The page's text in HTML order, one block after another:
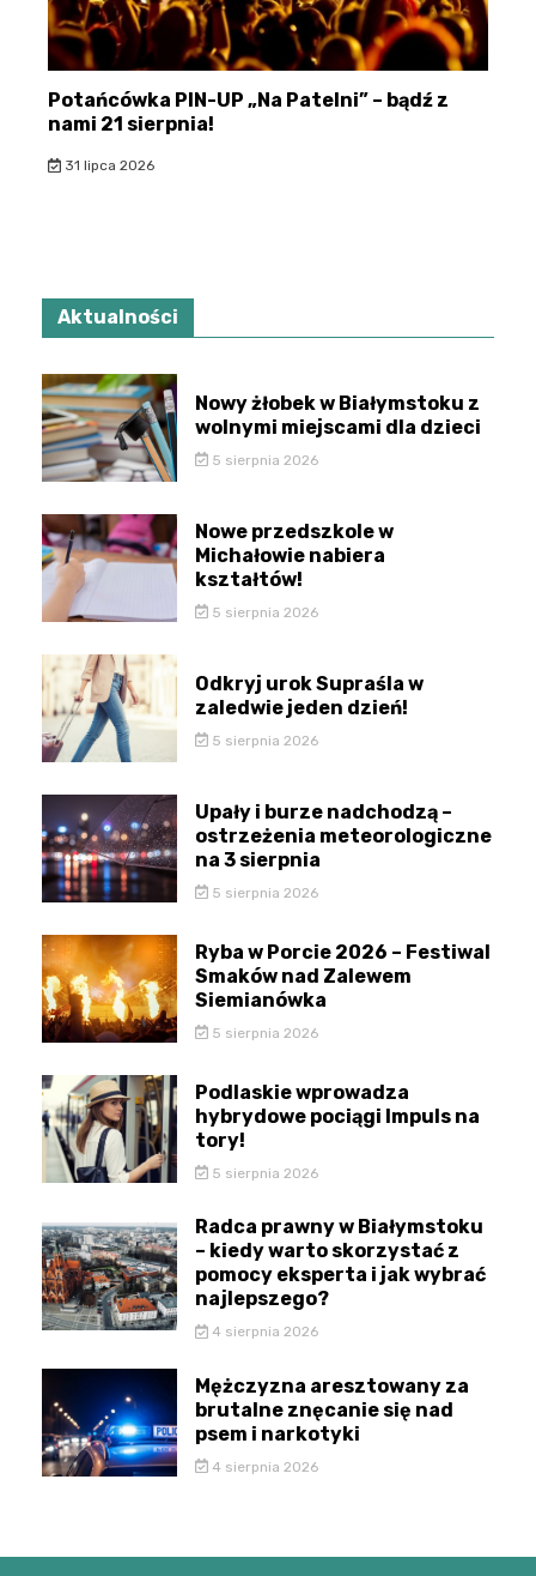
Potańcówka PIN-UP „Na Patelni” – bądź z
nami 21 sierpnia!
31 lipca 2026
Aktualności
Nowy żłobek w Białymstoku z
wolnymi miejscami dla dzieci
5 sierpnia 2026
Nowe przedszkole w
Michałowie nabiera
kształtów!
5 sierpnia 2026
Odkryj urok Supraśla w
zaledwie jeden dzień!
5 sierpnia 2026
Upały i burze nadchodzą –
ostrzeżenia meteorologiczne
na 3 sierpnia
5 sierpnia 2026
Ryba w Porcie 2026 – Festiwal
Smaków nad Zalewem
Siemianówka
5 sierpnia 2026
Podlaskie wprowadza
hybrydowe pociągi Impuls na
tory!
5 sierpnia 2026
Radca prawny w Białymstoku
– kiedy warto skorzystać z
pomocy eksperta i jak wybrać
najlepszego?
4 sierpnia 2026
Mężczyzna aresztowany za
brutalne znęcanie się nad
psem i narkotyki
4 sierpnia 2026